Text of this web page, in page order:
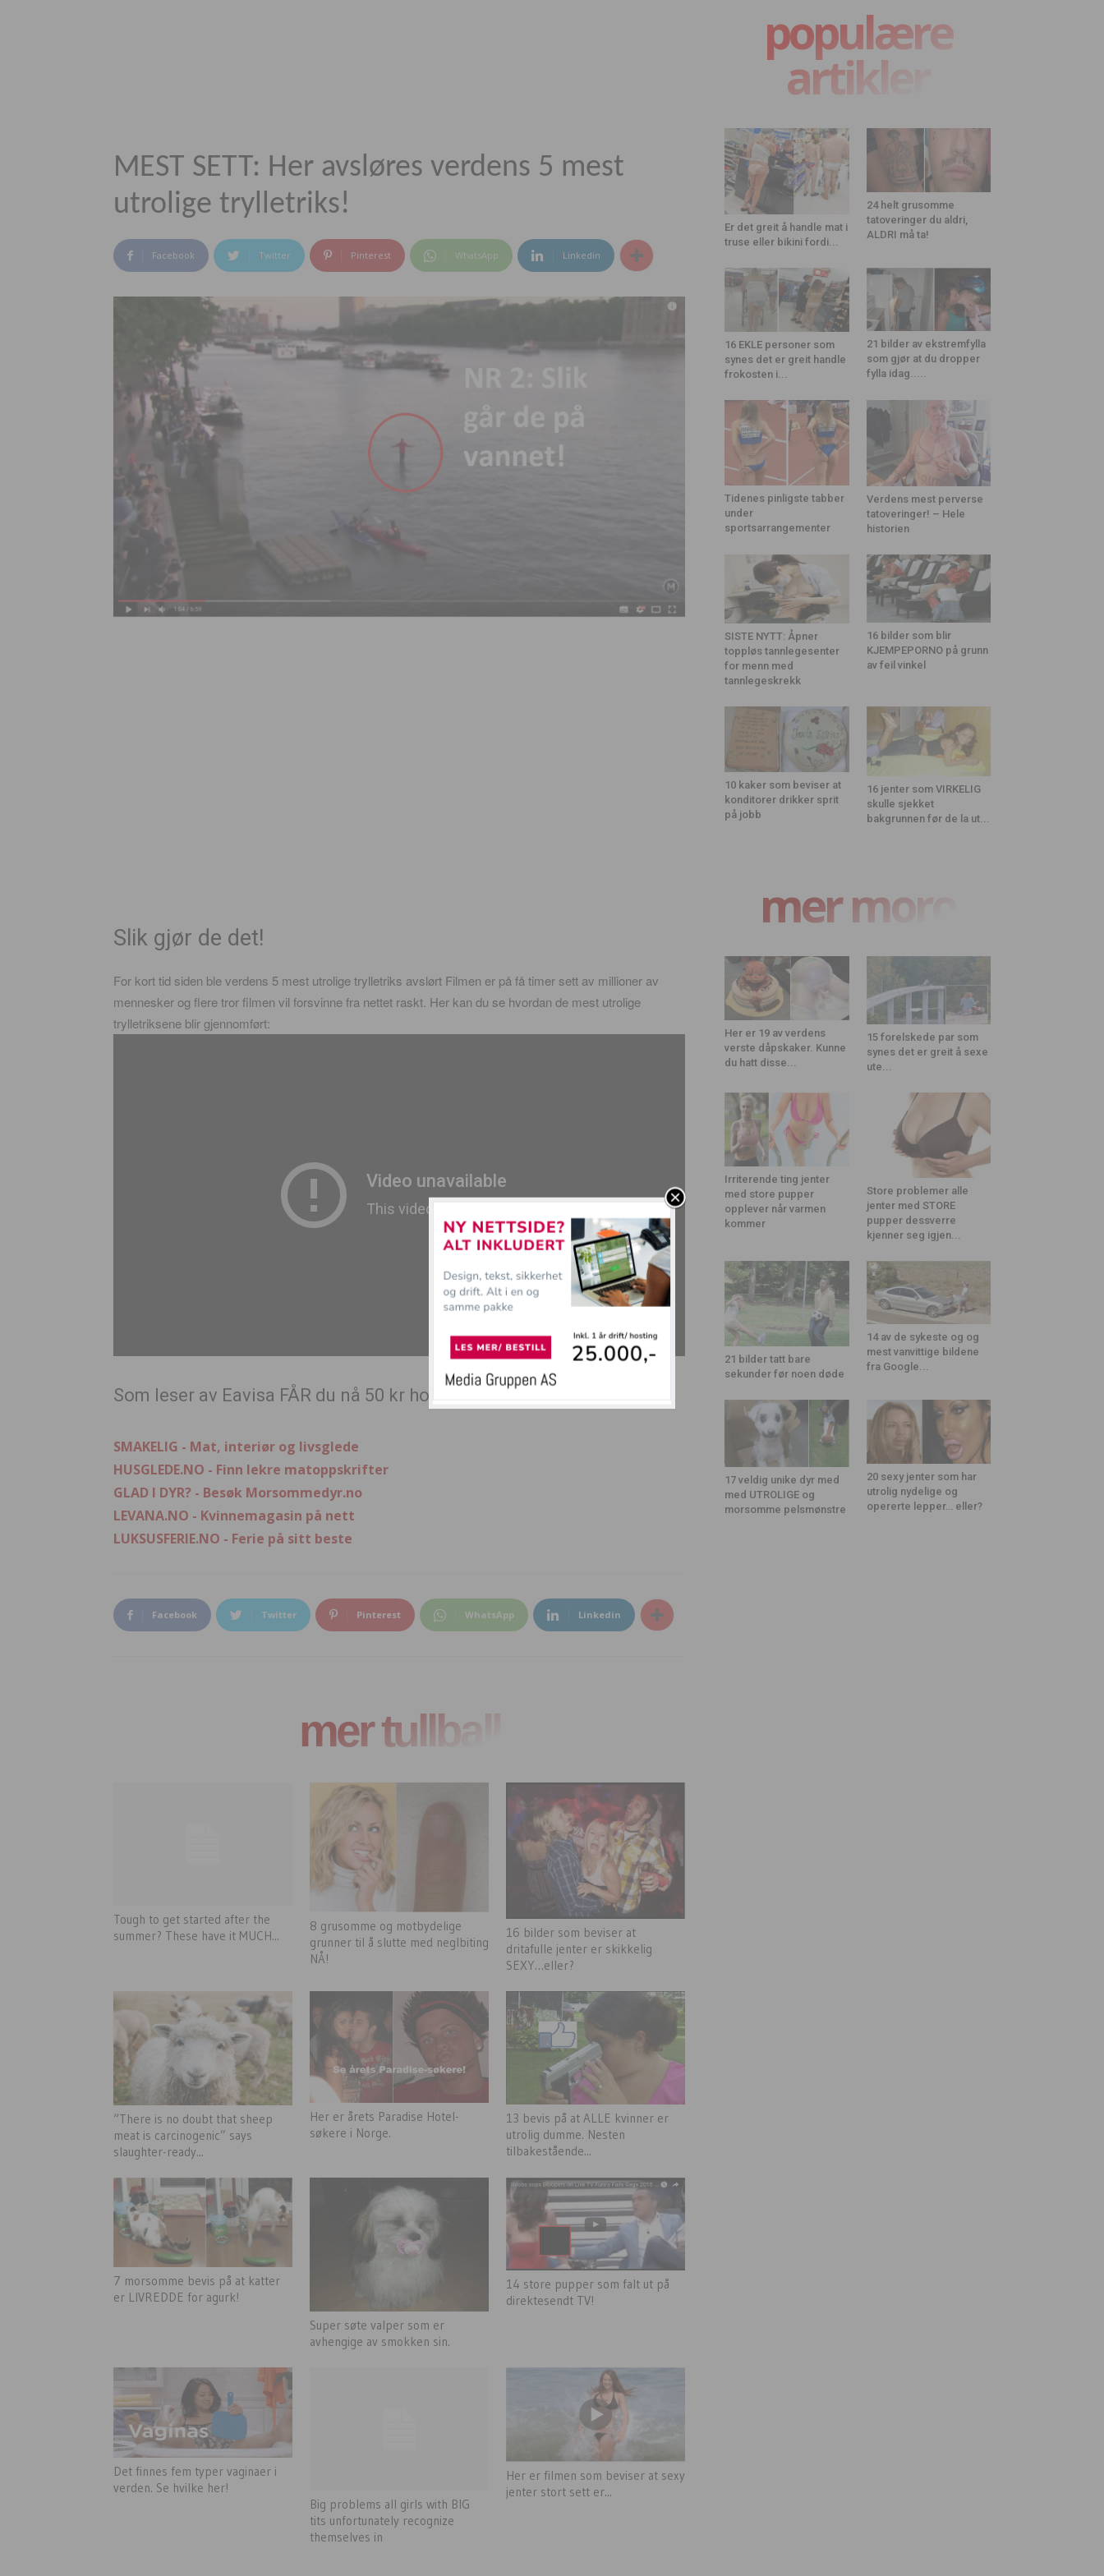
MEST SETT: Her avsløres verdens 5 mest
utrolige trylletriks!
Facebook Twitter Pinterest WhatsApp Linkedin
Slik gjør de det!
For kort tid siden ble verdens 5 mest utrolige trylletriks avslørt Filmen er på få timer sett av millioner av
mennesker og flere tror filmen vil forsvinne fra nettet raskt. Her kan du se hvordan de mest utrolige
trylletriksene blir gjennomført:
Som leser av Eavisa FÅR du nå 50 kr hos ComeOn Casino – klikk her!
SMAKELIG - Mat, interiør og livsglede
HUSGLEDE.NO - Finn lekre matoppskrifter
GLAD I DYR? - Besøk Morsommedyr.no
LEVANA.NO - Kvinnemagasin på nett
LUKSUSFERIE.NO - Ferie på sitt beste
Facebook Twitter Pinterest WhatsApp Linkedin
mer tullball
Tough to get started after the
summer? These have it MUCH...
8 grusomme og motbydelige
grunner til å slutte med neglbiting
NÅ!
16 bilder som beviser at
dritafulle jenter er skikkelig
SEXY…eller?
“There is no doubt that sheep
meat is carcinogenic” says
slaughter-ready...
Her er årets Paradise Hotel-
søkere i Norge.
13 bevis på at ALLE kvinner er
utrolig dumme. Nesten
tilbakestående...
7 morsomme bevis på at katter
er LIVREDDE for agurk!
Super søte valper som er
avhengige av smokken sin.
14 store pupper som falt ut på
direktesendt TV!
Det finnes fem typer vaginaer i
verden. Se hvilke her!
Big problems all girls with BIG
tits unfortunately recognize
themselves in
Her er filmen som beviser at sexy
jenter stort sett er...
populære
artikler
Er det greit å handle mat i
truse eller bikini fordi...
24 helt grusomme
tatoveringer du aldri,
ALDRI må ta!
16 EKLE personer som
synes det er greit handle
frokosten i...
21 bilder av ekstremfylla
som gjør at du dropper
fylla idag.....
Tidenes pinligste tabber
under
sportsarrangementer
Verdens mest perverse
tatoveringer! – Hele
historien
SISTE NYTT: Åpner
toppløs tannlegesenter
for menn med
tannlegeskrekk
16 bilder som blir
KJEMPEPORNO på grunn
av feil vinkel
10 kaker som beviser at
konditorer drikker sprit
på jobb
16 jenter som VIRKELIG
skulle sjekket
bakgrunnen før de la ut...
mer moro
Her er 19 av verdens
verste dåpskaker. Kunne
du hatt disse...
15 forelskede par som
synes det er greit å sexe
ute...
Irriterende ting jenter
med store pupper
opplever når varmen
kommer
Store problemer alle
jenter med STORE
pupper dessverre
kjenner seg igjen...
21 bilder tatt bare
sekunder før noen døde
14 av de sykeste og og
mest vanvittige bildene
fra Google...
17 veldig unike dyr med
med UTROLIGE og
morsomme pelsmønstre
20 sexy jenter som har
utrolig nydelige og
opererte lepper… eller?